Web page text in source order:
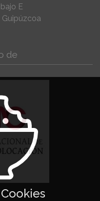
E
Guipúzcoa
de